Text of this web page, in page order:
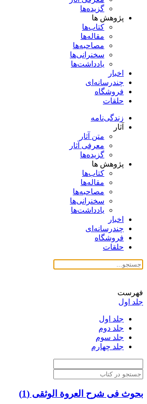
گزیده‌ها
پژوهش ها
کتاب‌ها
مقاله‌ها
مصاحبه‌ها
سخنرانی‌ها
یادداشت‌ها
اخبار
چندرسانه‌ای
فروشگاه
حلقات
زندگی‌نامه
آثار
متن آثار
معرفی آثار
گزیده‌ها
پژوهش ها
کتاب‌ها
مقاله‌ها
مصاحبه‌ها
سخنرانی‌ها
یادداشت‌ها
اخبار
چندرسانه‌ای
فروشگاه
حلقات
فهرست
جلد اول
جلد اول
جلد دوم
جلد سوم
جلد چهارم
بحوث فی شرح العروة الوثقی (1)